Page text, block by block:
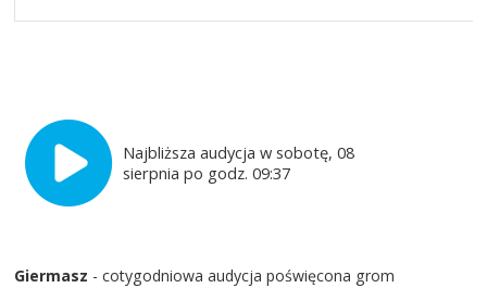
Najbliższa audycja w sobotę, 08
sierpnia po godz. 09:37
Giermasz - cotygodniowa audycja poświęcona grom